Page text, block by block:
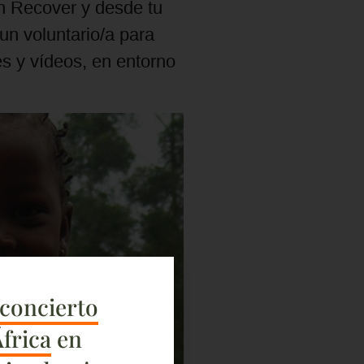
Recover y desde tu
voluntario/a para
y vídeos, en entorno
en